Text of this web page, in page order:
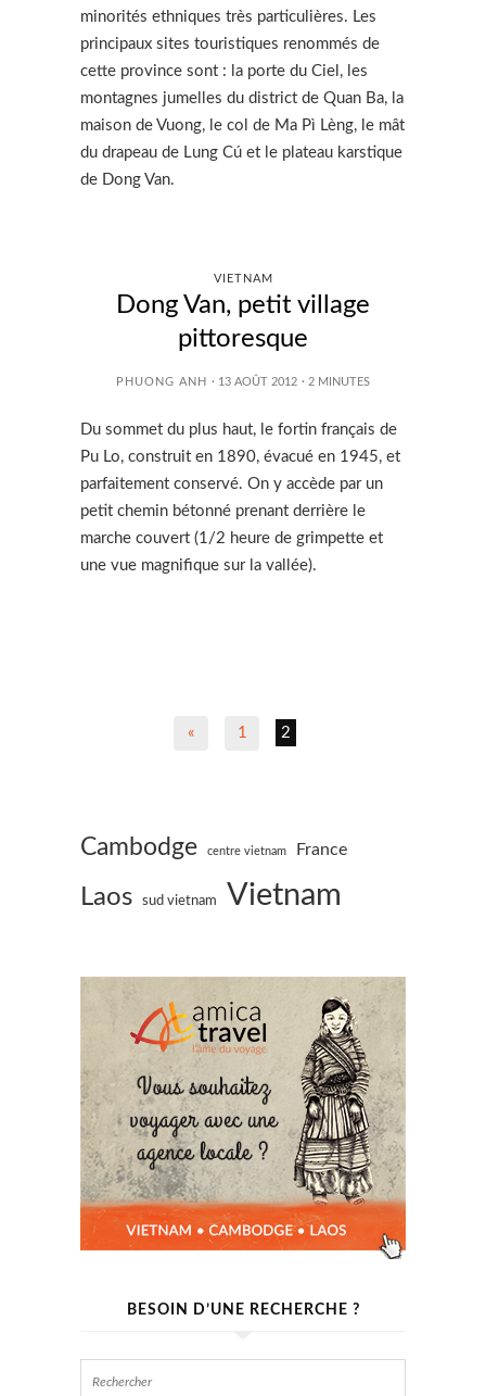
minorités ethniques très particulières. Les
principaux sites touristiques renommés de
cette province sont : la porte du Ciel, les
montagnes jumelles du district de Quan Ba, la
maison de Vuong, le col de Ma Pì Lèng, le mât
du drapeau de Lung Cú et le plateau karstique
de Dong Van.
VIETNAM
Dong Van, petit village
pittoresque
PHUONG ANH · 13 AOÛT 2012 · 2 MINUTES
Du sommet du plus haut, le fortin français de
Pu Lo, construit en 1890, évacué en 1945, et
parfaitement conservé. On y accède par un
petit chemin bétonné prenant derrière le
marche couvert (1/2 heure de grimpette et
une vue magnifique sur la vallée).
« 1 2
Cambodge centre vietnam France
Laos sud vietnam Vietnam
BESOIN D’UNE RECHERCHE ?